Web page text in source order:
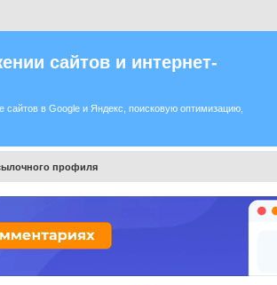
сайтов и интернет-
в Google и Яндекс, поисковую оптимизацию,
профиля